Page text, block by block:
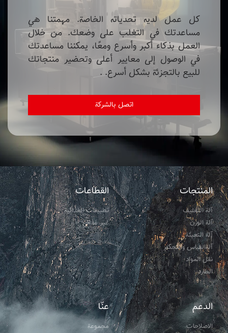
كل عمل لديه تحدياته الخاصة. مهمتنا هي
مساعدتك في التغلب على وضعك. من خلال
العمل بذكاء أكبر وأسرع ومعًا، يمكننا مساعدتك
في الوصول إلى معايير أعلى وتحضير منتجاتك
للبيع بالتجزئة بشكل أسرع. .
اتصل بالشركة
المنتجات
آلة التغليف
آلة الوزن
آلة التعبئة
آلةالقياس والتحكم
نقل المواد
الطارد
القطاعات
تطبيقات الغذائية
غير غذائي
الدعم
الاصلاحات
عنّا
مجموعة